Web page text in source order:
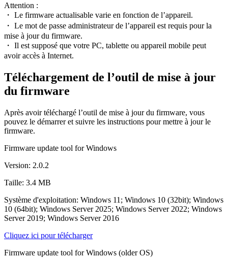
Attention :
・ Le firmware actualisable varie en fonction de l’appareil.
・ Le mot de passe administrateur de l’appareil est requis pour la
mise à jour du firmware.
・ Il est supposé que votre PC, tablette ou appareil mobile peut
avoir accès à Internet.
Téléchargement de l’outil de mise à jour
du firmware
Après avoir téléchargé l’outil de mise à jour du firmware, vous
pouvez le démarrer et suivre les instructions pour mettre à jour le
firmware.
Firmware update tool for Windows
Version: 2.0.2
Taille: 3.4 MB
Système d'exploitation: Windows 11; Windows 10 (32bit); Windows
10 (64bit); Windows Server 2025; Windows Server 2022; Windows
Server 2019; Windows Server 2016
Cliquez ici pour télécharger
Firmware update tool for Windows (older OS)